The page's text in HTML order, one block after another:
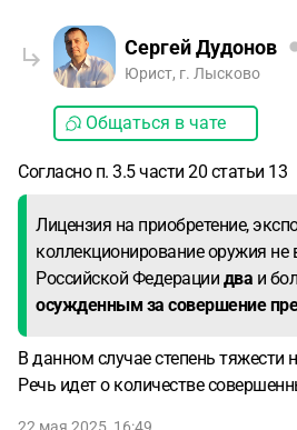
Сергей Дудонов
Юрист, г. Лысково
Общаться в чате
Согласно п. 3.5 части 20 статьи 13
Лицензия на приобретение,
коллекционирование оружия
Российской Федерации два и
осужденным за совершение
В данном случае степень тяжести
Речь идет о количестве